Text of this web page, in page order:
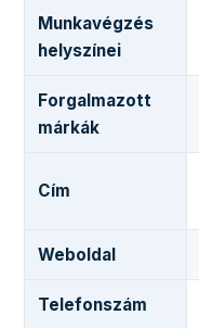
Munkavégzés
helyszínei
Forgalmazott
márkák
Cím
Weboldal
Telefonszám